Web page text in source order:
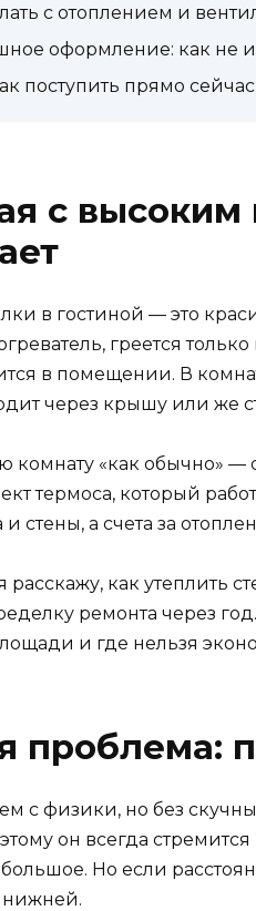
с отоплением и
оформление: как не
поступить прямо сейчас
с
в гостиной — это
греется
в помещении. В
через крышу или же
комнату «как обычно»
термоса, который
стены, а счета за
расскажу, как утеплить
ремонта через
и где нельзя
проблема:
с физики, но без
он всегда
Но если
нижней.